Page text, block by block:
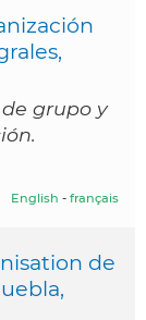
grupo y
English - français
de